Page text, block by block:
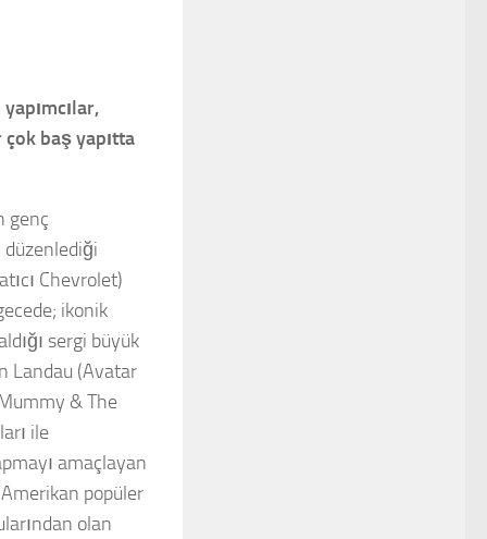
baş yapıtta
genç
düzenlediği
Chevrolet)
ikonik
sergi büyük
Landau (Avatar
& The
ile
amaçlayan
popüler
olan